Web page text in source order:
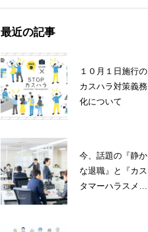
最近の記事
１０月１日施行の
カスハラ対策義務
化について
今、話題の『静か
な退職』と『カス
タマーハラスメン